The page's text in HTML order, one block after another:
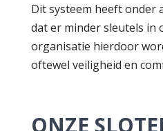
Dit systeem heeft onder
dat er minder sleutels in
organisatie hierdoor
oftewel veiligheid en
ONZE